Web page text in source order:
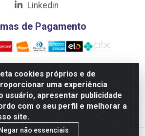
cookies próprios e de
uma experiência
usuário, apresentar publicidade
com o seu perfil e melhorar a
site.
não essenciais
Linkedin
de Pagamento
LTDA - Av. Professor Nilton Lins, 781 -
AM - CEP 69.058-030 - CNPJ:
10.717.750/0001-32